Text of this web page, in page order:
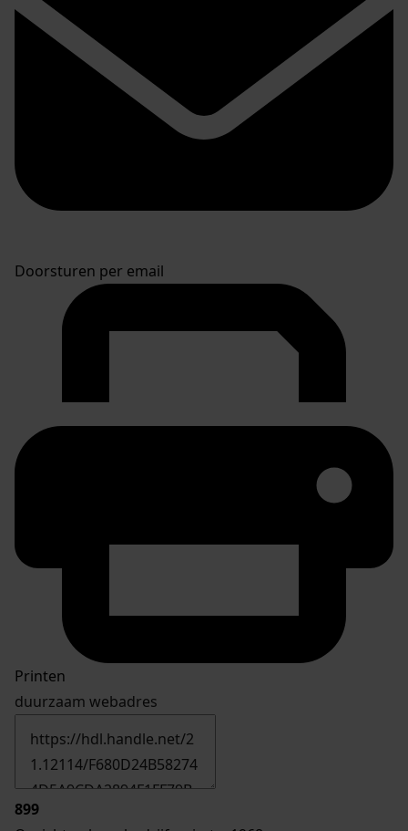
Doorsturen per email
Printen
duurzaam webadres
899